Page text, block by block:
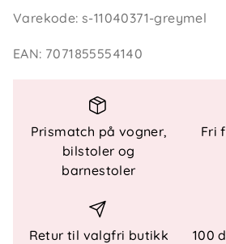
Knepartiene er forsterket med
kontakt med underlaget.
enten barnet krabber, leker på
aktivitet. Et trygt innerlag som
som kjennes godt å ha på.
Teknisk informasjon
100 % merinoull
Forsterkede knær i
Varekode:s-11040371-greymel
EAN: 7071855554140
Prismatch på vogner,
bilstoler og
barnestoler
Fri
Retur til valgfri butikk
100